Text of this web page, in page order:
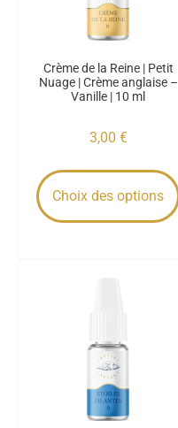
Crème de la Reine | Petit
Nuage | Crème anglaise –
Vanille | 10 ml
3,00 €
Choix des options